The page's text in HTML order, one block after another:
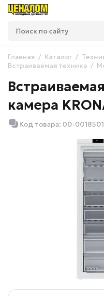
Главная Каталог
Встраиваемая техника
камера
Код товара: 00-